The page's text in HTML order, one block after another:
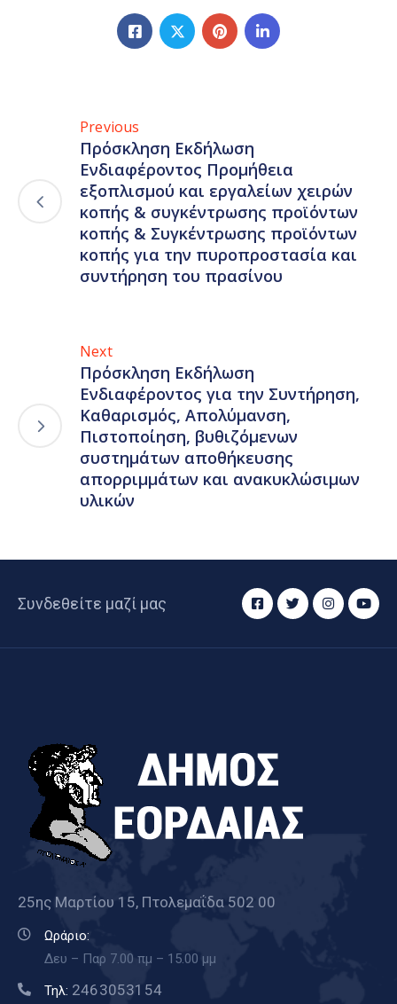
Previous
Πρόσκληση Εκδήλωση
Ενδιαφέροντος Προμήθεια
εξοπλισμού και εργαλείων χειρών
κοπής & συγκέντρωσης προϊόντων
κοπής & Συγκέντρωσης προϊόντων
κοπής για την πυροπροστασία και
συντήρηση του πρασίνου
Next
Πρόσκληση Εκδήλωση
Ενδιαφέροντος για την Συντήρηση,
Καθαρισμός, Απολύμανση,
Πιστοποίηση, βυθιζόμενων
συστημάτων αποθήκευσης
απορριμμάτων και ανακυκλώσιμων
υλικών
Συνδεθείτε μαζί μας
25ης Μαρτίου 15, Πτολεμαΐδα 502 00
Ωράριο:
Δευ – Παρ 7.00 πμ – 15.00 μμ
Τηλ: 2463053154